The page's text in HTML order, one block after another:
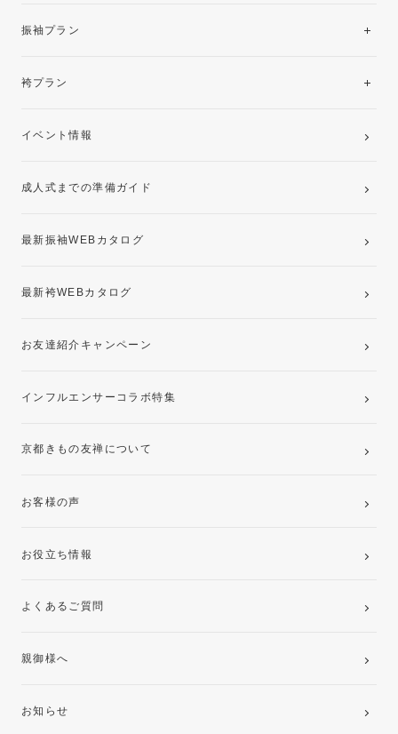
振袖プラン
レンタルプラン
袴プラン
卒業袴レンタルプラン
イベント情報
成人式までの準備ガイド
最新振袖WEBカタログ
最新袴WEBカタログ
お友達紹介キャンペーン
インフルエンサーコラボ特集
京都きもの友禅について
お客様の声
お役立ち情報
よくあるご質問
親御様へ
お知らせ